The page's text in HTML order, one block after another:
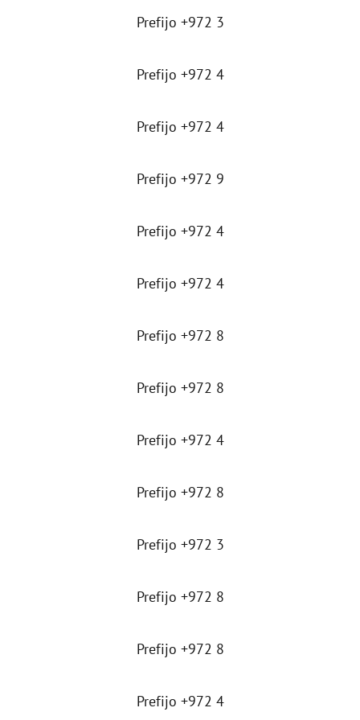
Prefijo +972 3
Prefijo +972 4
Prefijo +972 4
Prefijo +972 9
Prefijo +972 4
Prefijo +972 4
Prefijo +972 8
Prefijo +972 8
Prefijo +972 4
Prefijo +972 8
Prefijo +972 3
Prefijo +972 8
Prefijo +972 8
Prefijo +972 4